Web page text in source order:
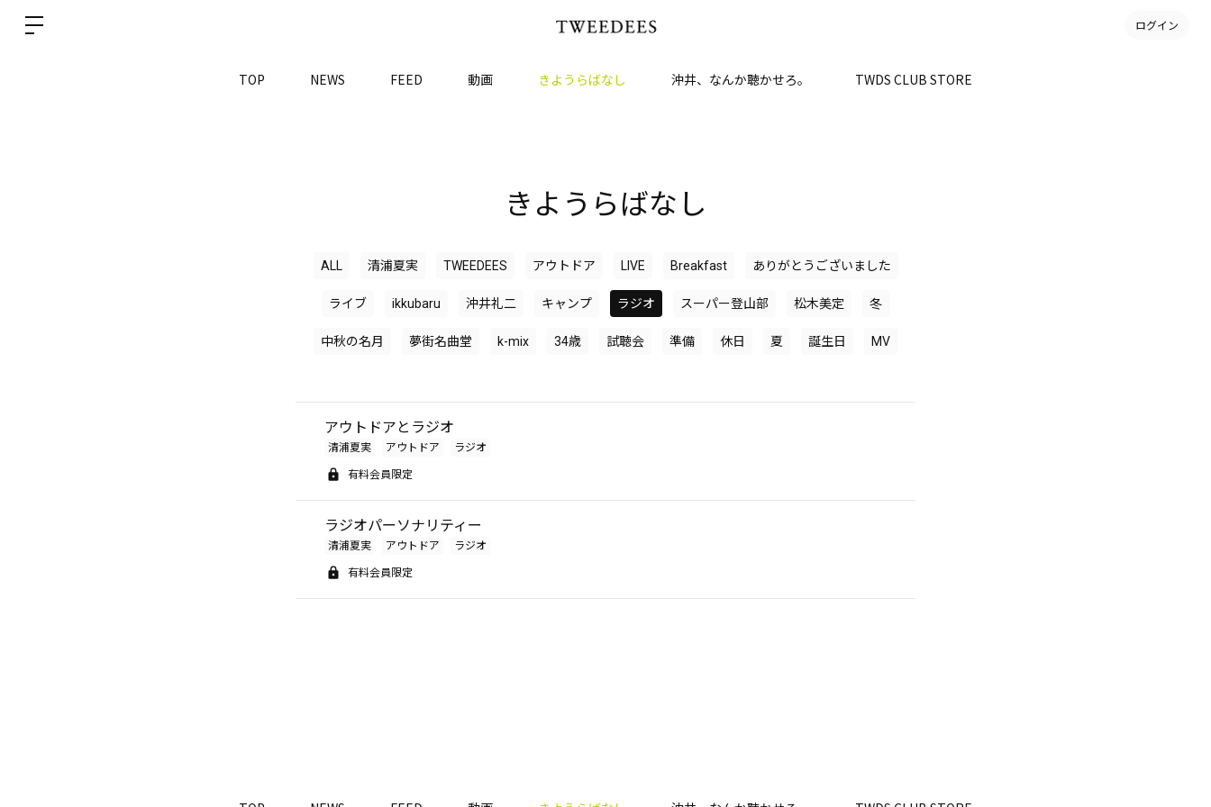
ログイン
TOP NEWS FEED 動画 きようらばなし 沖井、なんか聴かせろ。 TWDS CLUB STORE
きようらばなし
ALL 清浦夏実 TWEEDEES アウトドア LIVE Breakfast ありがとうございました
ライブ ikkubaru 沖井礼二 キャンプ ラジオ スーパー登山部 松木美定 冬
中秋の名月 夢街名曲堂 k-mix 34歳 試聴会 準備 休日 夏 誕生日 MV
アウトドアとラジオ
清浦夏実 アウトドア ラジオ
有料会員限定
ラジオパーソナリティー
清浦夏実 アウトドア ラジオ
有料会員限定